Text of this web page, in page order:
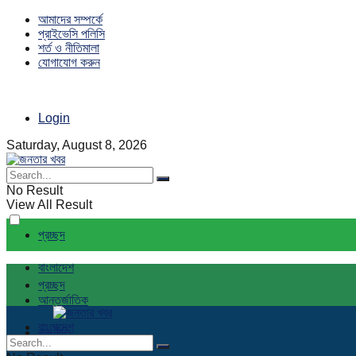
আমাদের সম্পর্কে
প্রাইভেসি পলিসি
শর্ত ও নীতিমালা
যোগাযোগ করুন
Login
Saturday, August 8, 2026
No Result
View All Result
প্রচ্ছদ
বাংলাদেশ
আন্তর্জাতিক
রাজনীতি
প্রচ্ছদ
বাংলাদেশ